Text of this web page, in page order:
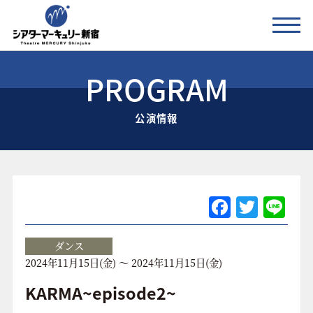
公演情報
アクセス
協賛企業 / 運営会社
PROGRAM
公演情報
F
a
T
w
ダンス
2024年11月15日(金) ～ 2024年11月15日(金)
KARMA~episode2~